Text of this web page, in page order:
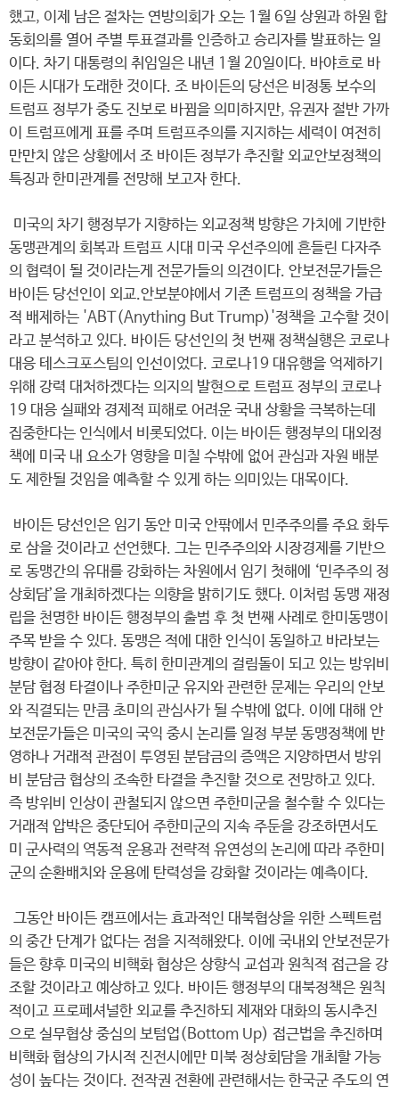
했고, 이제 남은 절차는 연방의회가 오는 1월 6일 상원과 하원 합
동회의를 열어 주별 투표결과를 인증하고 승리자를 발표하는 일
이다. 차기 대통령의 취임일은 내년 1월 20일이다. 바야흐로 바
이든 시대가 도래한 것이다. 조 바이든의 당선은 비정통 보수의
트럼프 정부가 중도 진보로 바뀜을 의미하지만, 유권자 절반 가까
이 트럼프에게 표를 주며 트럼프주의를 지지하는 세력이 여전히
만만치 않은 상황에서 조 바이든 정부가 추진할 외교안보정책의
특징과 한미관계를 전망해 보고자 한다.
미국의 차기 행정부가 지향하는 외교정책 방향은 가치에 기반한
동맹관계의 회복과 트럼프 시대 미국 우선주의에 흔들린 다자주
의 협력이 될 것이라는게 전문가들의 의견이다. 안보전문가들은
바이든 당선인이 외교.안보분야에서 기존 트럼프의 정책을 가급
적 배제하는 'ABT(Anything But Trump)'정책을 고수할 것이
라고 분석하고 있다. 바이든 당선인의 첫 번째 정책실행은 코로나
대응 테스크포스팀의 인선이었다. 코로나19 대유행을 억제하기
위해 강력 대처하겠다는 의지의 발현으로 트럼프 정부의 코로나
19 대응 실패와 경제적 피해로 어려운 국내 상황을 극복하는데
집중한다는 인식에서 비롯되었다. 이는 바이든 행정부의 대외정
책에 미국 내 요소가 영향을 미칠 수밖에 없어 관심과 자원 배분
도 제한될 것임을 예측할 수 있게 하는 의미있는 대목이다.
바이든 당선인은 임기 동안 미국 안팎에서 민주주의를 주요 화두
로 삼을 것이라고 선언했다. 그는 민주주의와 시장경제를 기반으
로 동맹간의 유대를 강화하는 차원에서 임기 첫해에 ‘민주주의 정
상회담’을 개최하겠다는 의향을 밝히기도 했다. 이처럼 동맹 재정
립을 천명한 바이든 행정부의 출범 후 첫 번째 사례로 한미동맹이
주목 받을 수 있다. 동맹은 적에 대한 인식이 동일하고 바라보는
방향이 같아야 한다. 특히 한미관계의 걸림돌이 되고 있는 방위비
분담 협정 타결이나 주한미군 유지와 관련한 문제는 우리의 안보
와 직결되는 만큼 초미의 관심사가 될 수밖에 없다. 이에 대해 안
보전문가들은 미국의 국익 중시 논리를 일정 부분 동맹정책에 반
영하나 거래적 관점이 투영된 분담금의 증액은 지양하면서 방위
비 분담금 협상의 조속한 타결을 추진할 것으로 전망하고 있다.
즉 방위비 인상이 관철되지 않으면 주한미군을 철수할 수 있다는
거래적 압박은 중단되어 주한미군의 지속 주둔을 강조하면서도
미 군사력의 역동적 운용과 전략적 유연성의 논리에 따라 주한미
군의 순환배치와 운용에 탄력성을 강화할 것이라는 예측이다.
그동안 바이든 캠프에서는 효과적인 대북협상을 위한 스펙트럼
의 중간 단계가 없다는 점을 지적해왔다. 이에 국내외 안보전문가
들은 향후 미국의 비핵화 협상은 상향식 교섭과 원칙적 접근을 강
조할 것이라고 예상하고 있다. 바이든 행정부의 대북정책은 원칙
적이고 프로페셔널한 외교를 추진하되 제재와 대화의 동시추진
으로 실무협상 중심의 보텀업(Bottom Up) 접근법을 추진하며
비핵화 협상의 가시적 진전시에만 미북 정상회담을 개최할 가능
성이 높다는 것이다. 전작권 전환에 관련해서는 한국군 주도의 연